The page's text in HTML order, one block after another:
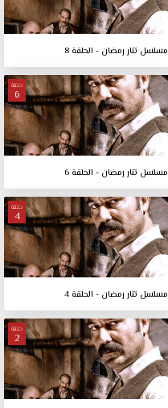
مسلسل تتار رمضان - الحلقة 8
حلقة
6
مسلسل تتار رمضان - الحلقة 6
حلقة
4
مسلسل تتار رمضان - الحلقة 4
حلقة
2